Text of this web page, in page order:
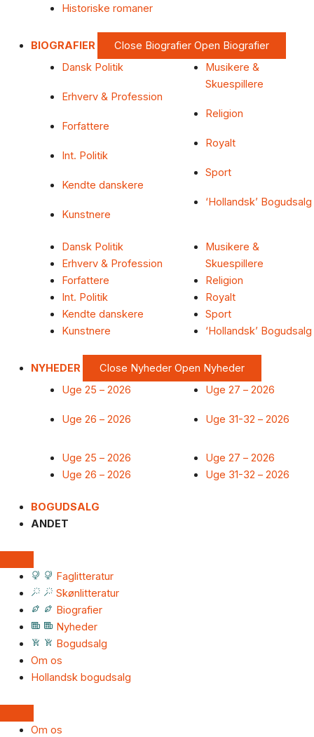
Historiske romaner
BIOGRAFIER Close Biografier Open Biografier
Dansk Politik
Erhverv & Profession
Forfattere
Int. Politik
Kendte danskere
Kunstnere
Musikere &
Skuespillere
Religion
Royalt
Sport
‘Hollandsk’ Bogudsalg
Dansk Politik
Erhverv & Profession
Forfattere
Int. Politik
Kendte danskere
Kunstnere
Musikere &
Skuespillere
Religion
Royalt
Sport
‘Hollandsk’ Bogudsalg
NYHEDER Close Nyheder Open Nyheder
Uge 25 – 2026
Uge 26 – 2026
Uge 27 – 2026
Uge 31-32 – 2026
Uge 25 – 2026
Uge 26 – 2026
Uge 27 – 2026
Uge 31-32 – 2026
BOGUDSALG
ANDET
Faglitteratur
Skønlitteratur
Biografier
Nyheder
Bogudsalg
Om os
Hollandsk bogudsalg
Om os